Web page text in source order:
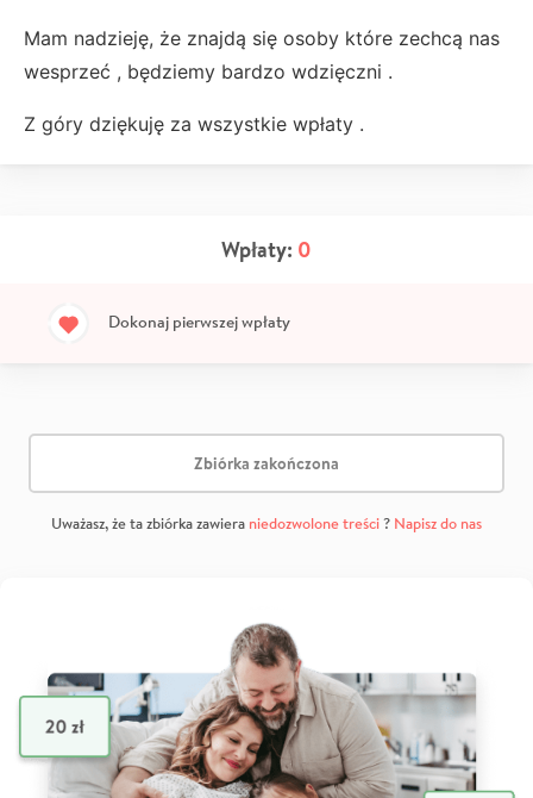
Mam nadzieję, że znajdą się osoby które zechcą nas
wesprzeć , będziemy bardzo wdzięczni .
Z góry dziękuję za wszystkie wpłaty .
Wpłaty: 0
Dokonaj pierwszej wpłaty
Zbiórka zakończona
Uważasz, że ta zbiórka zawiera niedozwolone treści? Napisz do nas